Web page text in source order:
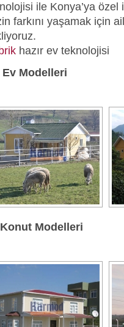
ile Konya’ya özel
farkını yaşamak için
hazır ev teknolojisi
Ev Modelleri
Modelleri